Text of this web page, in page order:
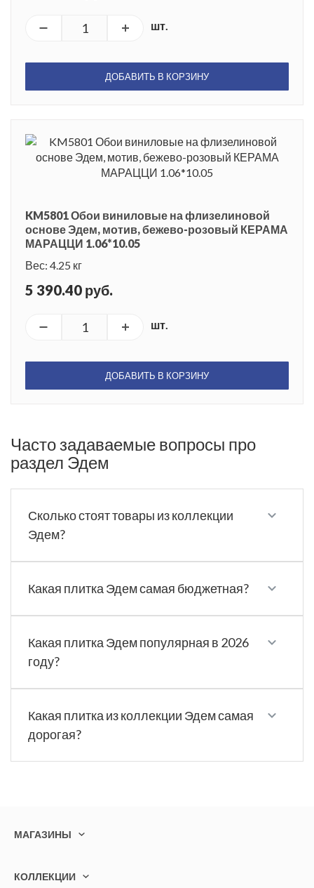
шт.
ДОБАВИТЬ В КОРЗИНУ
KM5801 Обои виниловые на флизелиновой
основе Эдем, мотив, бежево-розовый КЕРАМА
МАРАЦЦИ 1.06*10.05
Вес: 4.25 кг
5 390.40 руб.
шт.
ДОБАВИТЬ В КОРЗИНУ
Часто задаваемые вопросы про
раздел Эдем
Сколько стоят товары из коллекции
Эдем?
Какая плитка Эдем самая бюджетная?
Какая плитка Эдем популярная в 2026
году?
Какая плитка из коллекции Эдем самая
дорогая?
МАГАЗИНЫ
КОЛЛЕКЦИИ